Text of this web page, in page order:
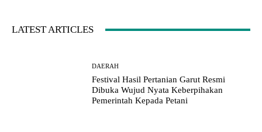
LATEST ARTICLES
DAERAH
Festival Hasil Pertanian Garut Resmi
Dibuka Wujud Nyata Keberpihakan
Pemerintah Kepada Petani